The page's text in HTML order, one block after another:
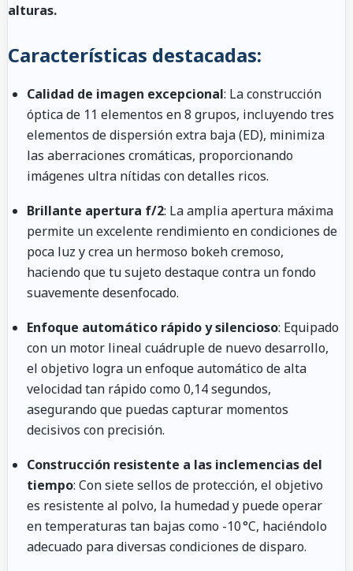
alturas.
Características destacadas:
Calidad de imagen excepcional: La construcción
óptica de 11 elementos en 8 grupos, incluyendo tres
elementos de dispersión extra baja (ED), minimiza
las aberraciones cromáticas, proporcionando
imágenes ultra nítidas con detalles ricos.
Brillante apertura f/2: La amplia apertura máxima
permite un excelente rendimiento en condiciones de
poca luz y crea un hermoso bokeh cremoso,
haciendo que tu sujeto destaque contra un fondo
suavemente desenfocado.
Enfoque automático rápido y silencioso: Equipado
con un motor lineal cuádruple de nuevo desarrollo,
el objetivo logra un enfoque automático de alta
velocidad tan rápido como 0,14 segundos,
asegurando que puedas capturar momentos
decisivos con precisión.
Construcción resistente a las inclemencias del
tiempo: Con siete sellos de protección, el objetivo
es resistente al polvo, la humedad y puede operar
en temperaturas tan bajas como -10 °C, haciéndolo
adecuado para diversas condiciones de disparo.